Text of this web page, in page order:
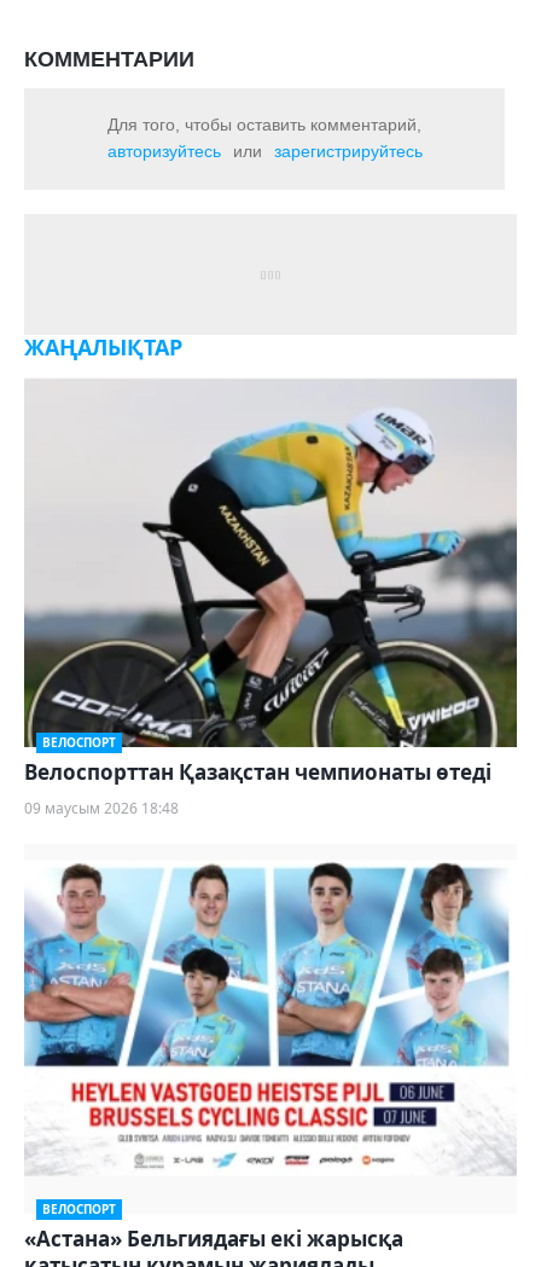
КОММЕНТАРИИ
Для того, чтобы оставить комментарий,
авторизуйтесь
или зарегистрируйтесь
ЖАҢАЛЫҚТАР
ВЕЛОСПОРТ
Велоспорттан Қазақстан чемпионаты өтеді
09 маусым 2026 18:48
ВЕЛОСПОРТ
«Астана» Бельгиядағы екі жарысқа